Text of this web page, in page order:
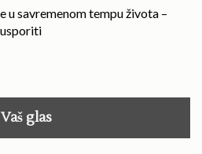
u savremenom tempu života –
Vaš glas